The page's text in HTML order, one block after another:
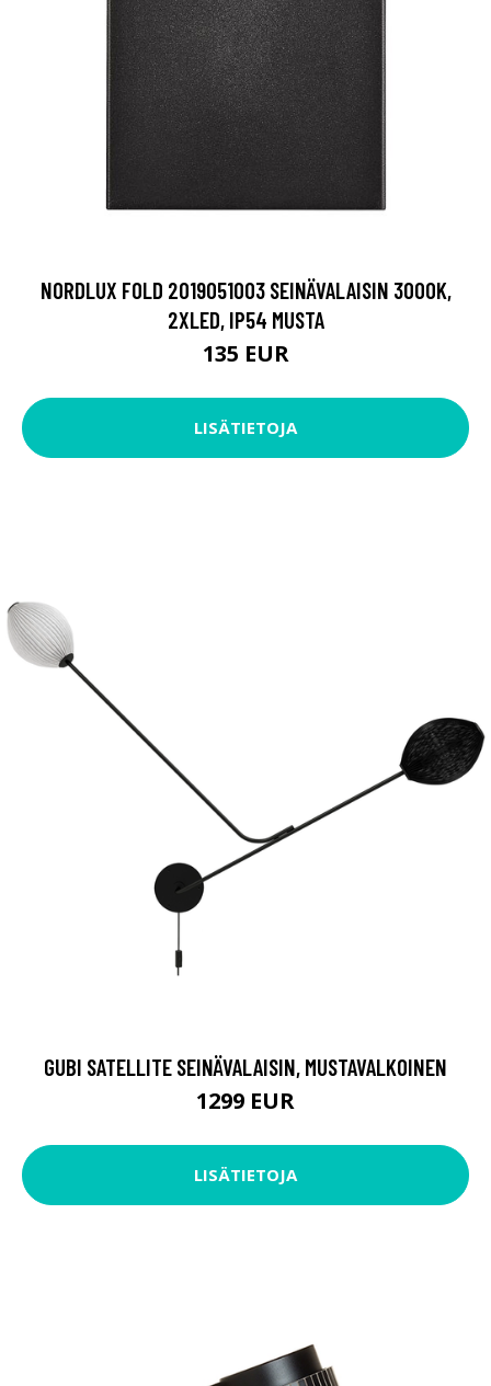
NORDLUX FOLD 2019051003 SEINÄVALAISIN 3000K,
2XLED, IP54 MUSTA
135 EUR
LISÄTIETOJA
GUBI SATELLITE SEINÄVALAISIN, MUSTAVALKOINEN
1299 EUR
LISÄTIETOJA